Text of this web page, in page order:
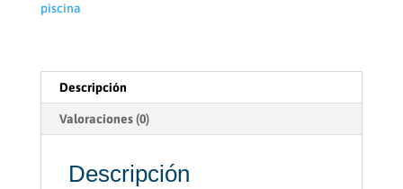
piscina
Descripción
Valoraciones (0)
Descripción